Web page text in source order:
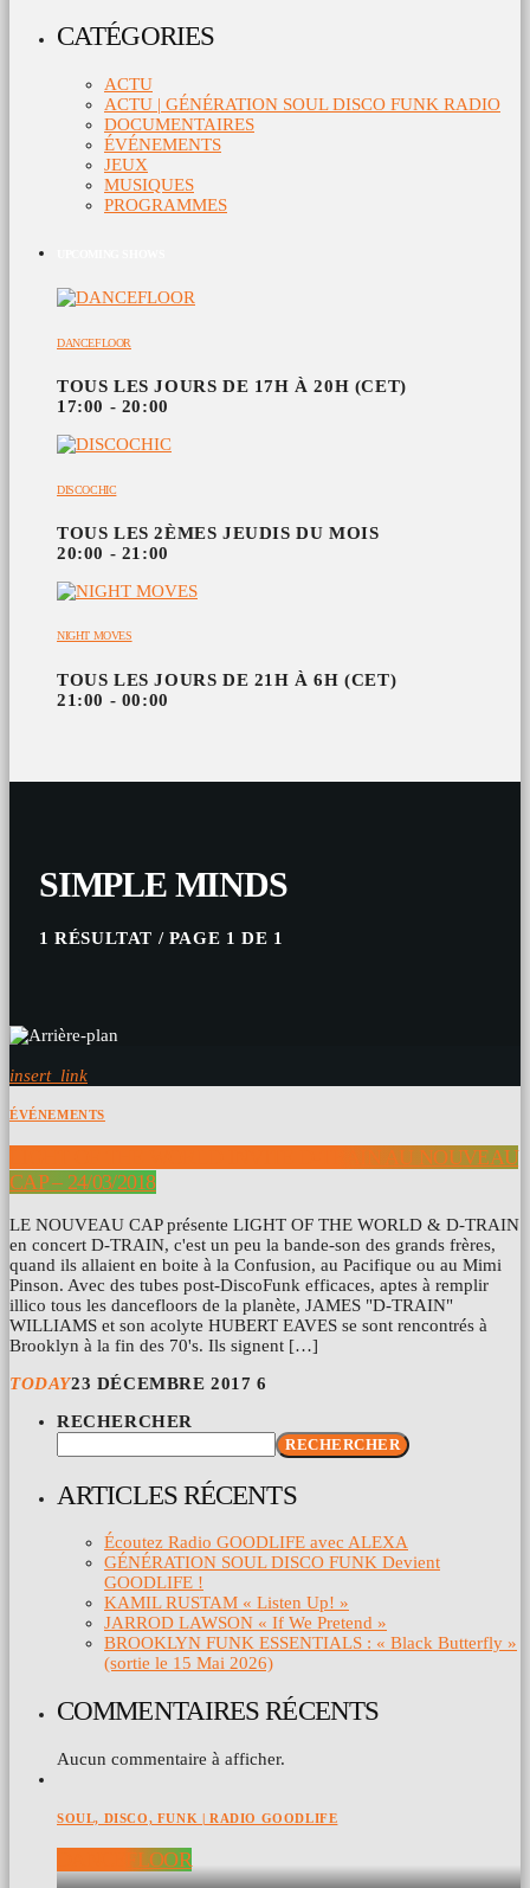
CATÉGORIES
ACTU
ACTU | GÉNÉRATION SOUL DISCO FUNK RADIO
DOCUMENTAIRES
ÉVÉNEMENTS
JEUX
MUSIQUES
PROGRAMMES
DANCEFLOOR
TOUS LES JOURS DE 17H À 20H (CET)
17:00 - 20:00
DISCOCHIC
TOUS LES 2ÈMES JEUDIS DU MOIS
20:00 - 21:00
NIGHT MOVES
TOUS LES JOURS DE 21H À 6H (CET)
21:00 - 00:00
SIMPLE MINDS
1 RÉSULTAT / PAGE 1 DE 1
insert_link
ÉVÉNEMENTS
LIGHT OF THE WORLD INVITE D-TRAIN AU NOUVEAU
CAP – 24/03/2018
LE NOUVEAU CAP présente LIGHT OF THE WORLD & D-TRAIN
en concert D-TRAIN, c'est un peu la bande-son des grands frères,
quand ils allaient en boite à la Confusion, au Pacifique ou au Mimi
Pinson. Avec des tubes post-DiscoFunk efficaces, aptes à remplir
illico tous les dancefloors de la planète, JAMES "D-TRAIN"
WILLIAMS et son acolyte HUBERT EAVES se sont rencontrés à
Brooklyn à la fin des 70's. Ils signent […]
TODAY23 DÉCEMBRE 2017 6
RECHERCHER
RECHERCHER
ARTICLES RÉCENTS
Écoutez Radio GOODLIFE avec ALEXA
GÉNÉRATION SOUL DISCO FUNK Devient
GOODLIFE !
KAMIL RUSTAM « Listen Up! »
JARROD LAWSON « If We Pretend »
BROOKLYN FUNK ESSENTIALS : « Black Butterfly »
(sortie le 15 Mai 2026)
COMMENTAIRES RÉCENTS
Aucun commentaire à afficher.
SOUL, DISCO, FUNK | RADIO GOODLIFE
DANCEFLOOR